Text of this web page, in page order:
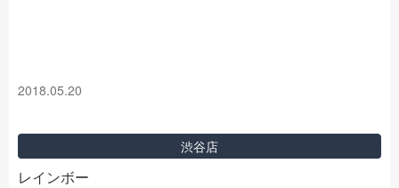
2018.05.20
渋谷店
レインボー